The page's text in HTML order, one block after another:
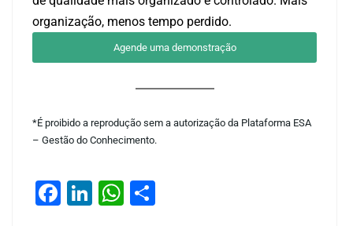
organização, menos tempo perdido.
Agende uma demonstração
*É proibido a reprodução sem a autorização da Plataforma ESA
– Gestão do Conhecimento.
Facebook
LinkedIn
WhatsApp